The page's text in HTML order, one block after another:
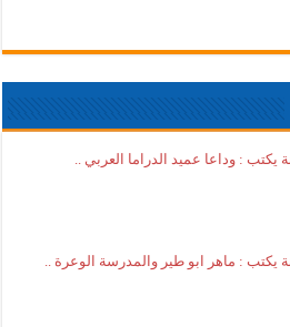
يكتب : وداعا عميد الدراما العربي ..
يكتب : ماهر ابو طير والمدرسة الوعرة ..